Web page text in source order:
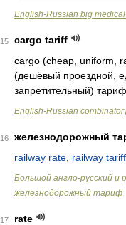
English-Russian big
15
cargo tariff
cargo (cheap, uniform,
(дешёвый проездной,
запретительный) тариф
English-Russian
16
железнодорожный
railway rate railway tariff
Большой англо-русский и
железнодорожный тариф
17
rate